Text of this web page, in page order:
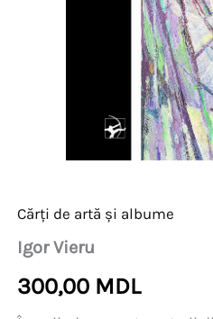
Cărți de artă și albume
Igor Vieru
300,00 MDL